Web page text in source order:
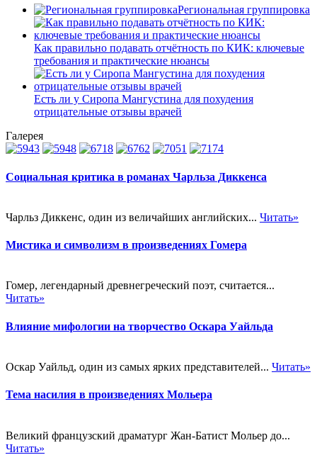
Региональная группировка
Как правильно подавать отчётность по КИК: ключевые
требования и практические нюансы
Есть ли у Сиропа Мангустина для похудения
отрицательные отзывы врачей
Галерея
Социальная критика в романах Чарльза Диккенса
Чарльз Диккенс, один из величайших английских... Читать»
Мистика и символизм в произведениях Гомера
Гомер, легендарный древнегреческий поэт, считается...
Читать»
Влияние мифологии на творчество Оскара Уайльда
Оскар Уайльд, один из самых ярких представителей... Читать»
Тема насилия в произведениях Мольера
Великий французский драматург Жан-Батист Мольер до...
Читать»